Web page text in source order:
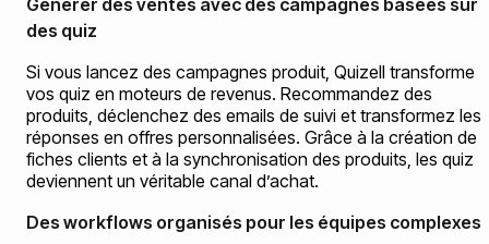
Générer des ventes avec des campagnes basées sur
des quiz
Si vous lancez des campagnes produit, Quizell transforme
vos quiz en moteurs de revenus. Recommandez des
produits, déclenchez des emails de suivi et transformez les
réponses en offres personnalisées. Grâce à la création de
fiches clients et à la synchronisation des produits, les quiz
deviennent un véritable canal d’achat.
Des workflows organisés pour les équipes complexes